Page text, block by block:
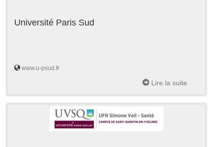
Université Paris Sud
www.u-psud.fr
Lire la suite